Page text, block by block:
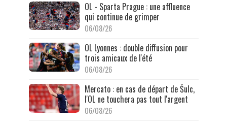
OL - Sparta Prague : une affluence
qui continue de grimper
06/08/26
OL Lyonnes : double diffusion pour
trois amicaux de l'été
06/08/26
Mercato : en cas de départ de Šulc,
l'OL ne touchera pas tout l'argent
06/08/26